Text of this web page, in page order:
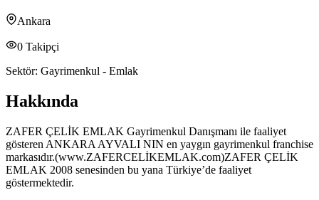
Ankara
0 Takipçi
Sektör: Gayrimenkul - Emlak
Hakkında
ZAFER ÇELİK EMLAK Gayrimenkul Danışmanı ile faaliyet
gösteren ANKARA AYVALI NIN en yaygın gayrimenkul franchise
markasıdır.(www.ZAFERCELİKEMLAK.com)ZAFER ÇELİK
EMLAK 2008 senesinden bu yana Türkiye’de faaliyet
göstermektedir.